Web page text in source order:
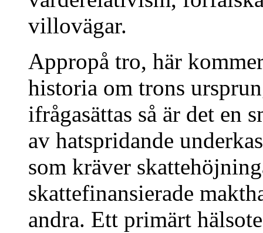
villovägar.
Appropå tro, här
historia om trons
ifrågasättas så är det en
av hatspridande
som kräver
skattefinansierade
andra. Ett primärt